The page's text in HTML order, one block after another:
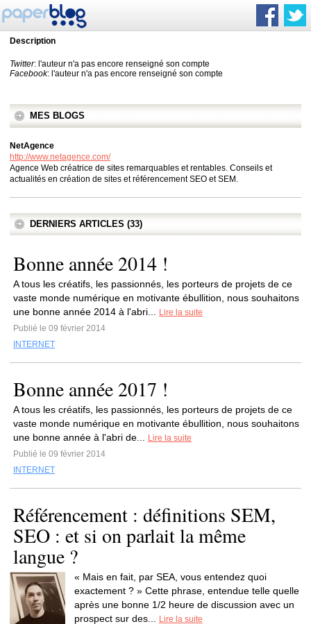
Description
Twitter: l'auteur n'a pas encore renseigné son compte
Facebook: l'auteur n'a pas encore renseigné son compte
MES BLOGS
NetAgence
http://www.netagence.com/
Agence Web créatrice de sites remarquables et rentables. Conseils et
actualités en création de sites et référencement SEO et SEM.
DERNIERS ARTICLES (33)
Bonne année 2014 !
A tous les créatifs, les passionnés, les porteurs de projets de ce
vaste monde numérique en motivante ébullition, nous souhaitons
une bonne année 2014 à l'abri...
Lire la suite
Publié le 09 février 2014
INTERNET
Bonne année 2017 !
A tous les créatifs, les passionnés, les porteurs de projets de ce
vaste monde numérique en motivante ébullition, nous souhaitons
une bonne année à l'abri de...
Lire la suite
Publié le 09 février 2014
INTERNET
Référencement : définitions SEM,
SEO : et si on parlait la même
langue ?
« Mais en fait, par SEA, vous entendez quoi
exactement ? » Cette phrase, entendue telle quelle
après une bonne 1/2 heure de discussion avec un
prospect sur des...
Lire la suite